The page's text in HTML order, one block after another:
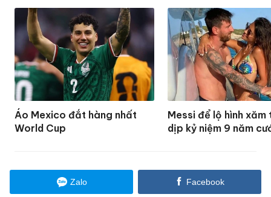
Áo Mexico đắt hàng nhất
World Cup
Messi để lộ hình xăm
dịp kỷ niệm 9 năm
Zalo Facebook